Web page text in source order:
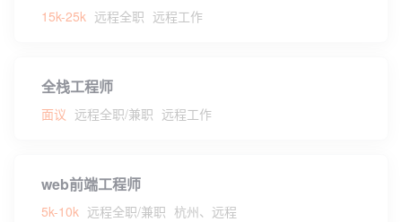
15k-25k 远程全职 远程工作
全栈工程师
面议 远程全职/兼职 远程工作
web前端工程师
5k-10k 远程全职/兼职 杭州、远程